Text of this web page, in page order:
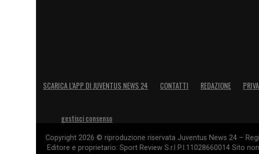
SCARICA L’APP DI JUVENTUS NEWS 24 CONTATTI REDAZIONE
gestisci consenso
Copyright 2026 © riproduzione riservata Juventus News 24 –
Editore e proprietario: Sport Review S.r.l P.I.11028660014 Sito